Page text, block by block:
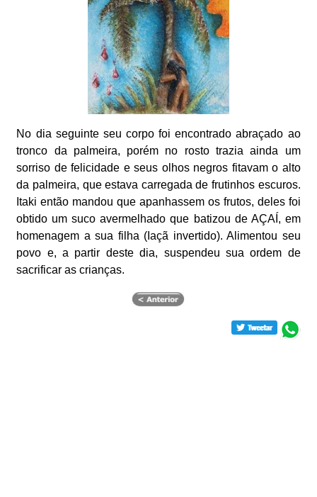
No dia seguinte seu corpo foi encontrado abraçado ao
tronco da palmeira, porém no rosto trazia ainda um
sorriso de felicidade e seus olhos negros fitavam o alto
da palmeira, que estava carregada de frutinhos escuros.
Itaki então mandou que apanhassem os frutos, deles foi
obtido um suco avermelhado que batizou de AÇAÍ, em
homenagem a sua filha (Iaçã invertido). Alimentou seu
povo e, a partir deste dia, suspendeu sua ordem de
sacrificar as crianças.